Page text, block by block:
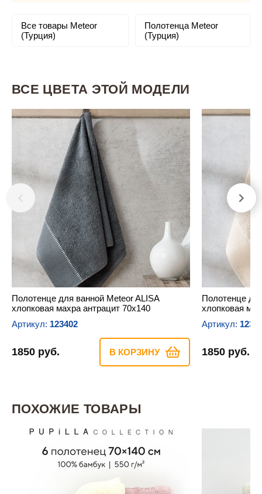
Все товары Meteor
(Турция)
Полотенца Meteor
(Турция)
ВСЕ ЦВЕТА ЭТОЙ МОДЕЛИ
Полотенце для ванной Meteor ALISA
хлопковая махра антрацит 70х140
Артикул: 123402
1850 руб. В КОРЗИНУ
Полотенце
хлопковая
Артикул:
1850 руб.
ПОХОЖИЕ ТОВАРЫ